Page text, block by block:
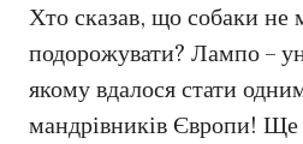
Хто сказав, що собаки не
подорожувати? Лампо –
якому вдалося стати
мандрівників Європи! Ще